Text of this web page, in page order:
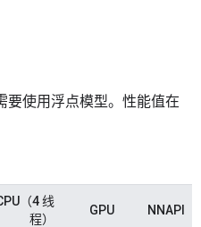
要使用浮点模型。性能值在
（4 线
程）
GPU NNAPI